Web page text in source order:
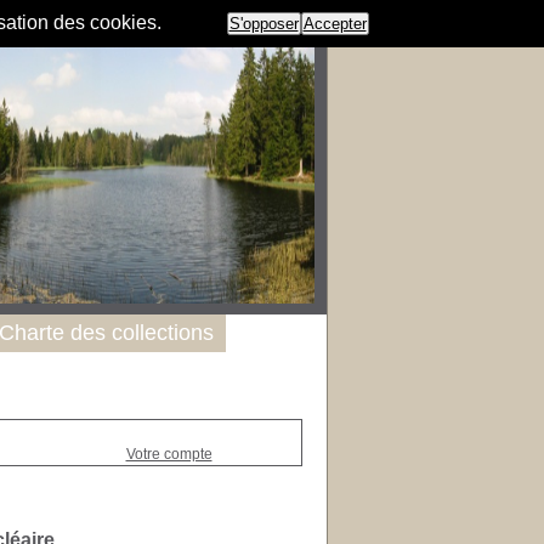
des cookies. S'opposer Accepter
Votre compte
des collections